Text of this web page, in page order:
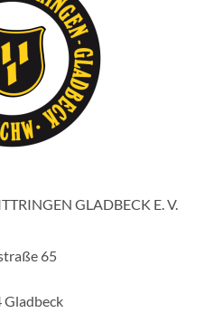
GLADBECK E. V.
65
Gladbeck